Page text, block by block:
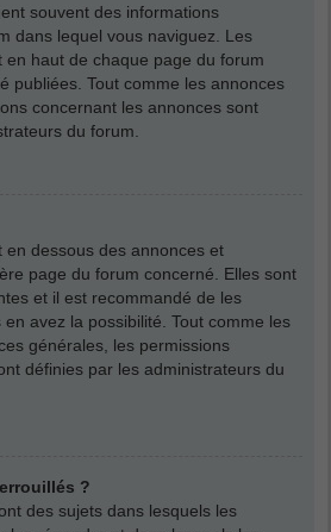
souvent des informations
dans lequel vous naviguez. Les
en haut de chaque page du forum
publiées. Tout comme les annonces
concernant les annonces sont
du forum.
en dessous des annonces et
page du forum concerné. Elles sont
et il est recommandé de les
avez la possibilité. Tout comme les
générales, les permissions
définies par les administrateurs du
?
des sujets dans lesquels les